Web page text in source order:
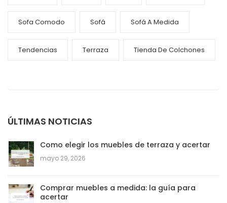
Sofa Comodo Sofá Sofá A Medida
Tendencias Terraza Tienda De Colchones
ÚLTIMAS NOTICIAS
Como elegir los muebles de terraza y acertar
mayo 29, 2026
Comprar muebles a medida: la guía para
acertar